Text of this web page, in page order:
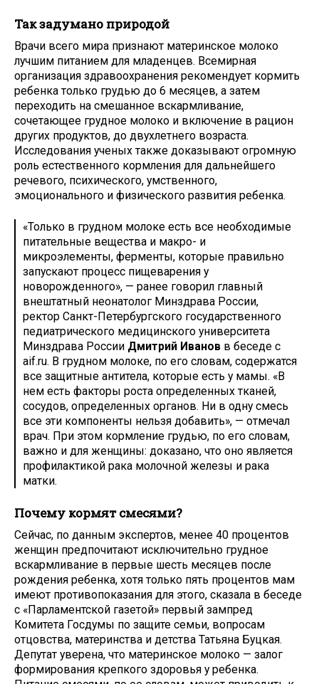
Так задумано природой
Врачи всего мира признают материнское молоко
лучшим питанием для младенцев. Всемирная
организация здравоохранения рекомендует кормить
ребенка только грудью до 6 месяцев, а затем
переходить на смешанное вскармливание,
сочетающее грудное молоко и включение в рацион
других продуктов, до двухлетнего возраста.
Исследования ученых также доказывают огромную
роль естественного кормления для дальнейшего
речевого, психического, умственного,
эмоционального и физического развития ребенка.
«Только в грудном молоке есть все необходимые
питательные вещества и макро- и
микроэлементы, ферменты, которые правильно
запускают процесс пищеварения у
новорожденного», — ранее говорил главный
внештатный неонатолог Минздрава России,
ректор Санкт-Петербургского государственного
педиатрического медицинского университета
Минздрава России Дмитрий Иванов в беседе с
aif.ru. В грудном молоке, по его словам, содержатся
все защитные антитела, которые есть у мамы. «В
нем есть факторы роста определенных тканей,
сосудов, определенных органов. Ни в одну смесь
все эти компоненты нельзя добавить», — отмечал
врач. При этом кормление грудью, по его словам,
важно и для женщины: доказано, что оно является
профилактикой рака молочной железы и рака
матки.
Почему кормят смесями?
Сейчас, по данным экспертов, менее 40 процентов
женщин предпочитают исключительно грудное
вскармливание в первые шесть месяцев после
рождения ребенка, хотя только пять процентов мам
имеют противопоказания для этого, сказала в беседе
с «Парламентской газетой» первый зампред
Комитета Госдумы по защите семьи, вопросам
отцовства, материнства и детства Татьяна Буцкая.
Депутат уверена, что материнское молоко — залог
формирования крепкого здоровья у ребенка.